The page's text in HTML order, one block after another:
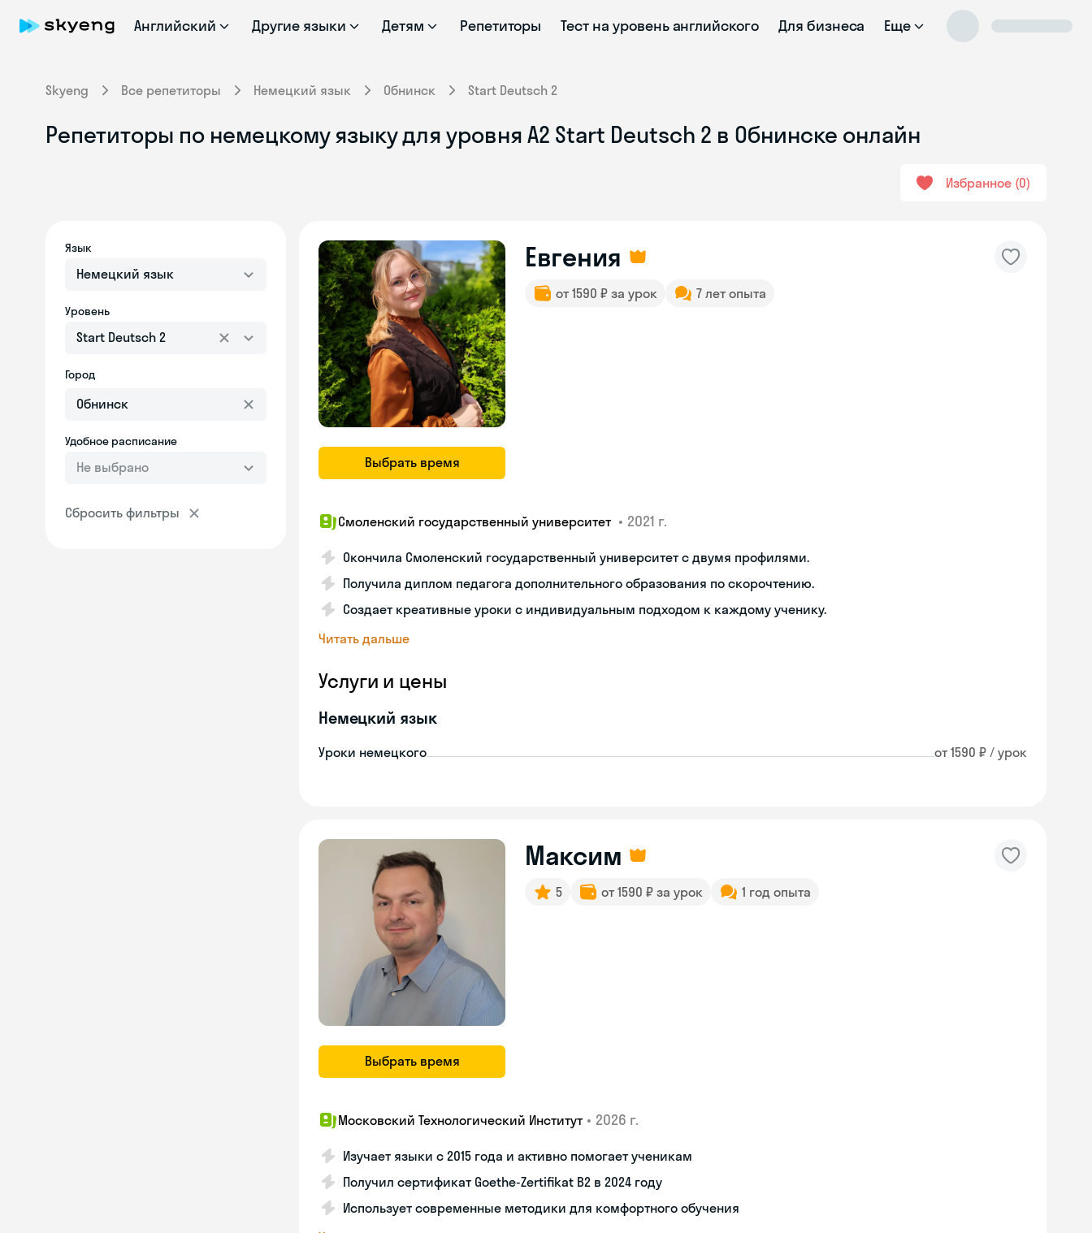
Английский Другие языки Детям Репетиторы Тест на уровень английского Для бизнеса Еще
Skyeng Все репетиторы Немецкий язык Обнинск Start Deutsch 2
Репетиторы по немецкому языку для уровня A2 Start Deutsch 2 в Обнинске онлайн
Избранное 0
Язык
Немецкий язык
Уровень
Start Deutsch 2
Город
Удобное расписание
Не выбрано
Сбросить фильтры
Выбрать время
Евгения
от 1590 ₽ за урок 7 лет опыта
Смоленский государственный университет • 2021 г.
Окончила Смоленский государственный университет с двумя профилями.
Получила диплом педагога дополнительного образования по скорочтению.
Создает креативные уроки с индивидуальным подходом к каждому ученику.
Читать дальше
Услуги и цены
Немецкий язык
Уроки немецкого от 1590 ₽ / урок
Выбрать время
Максим
5 от 1590 ₽ за урок 1 год опыта
Московский Технологический Институт • 2026 г.
Изучает языки с 2015 года и активно помогает ученикам
Получил сертификат Goethe-Zertifikat B2 в 2024 году
Использует современные методики для комфортного обучения